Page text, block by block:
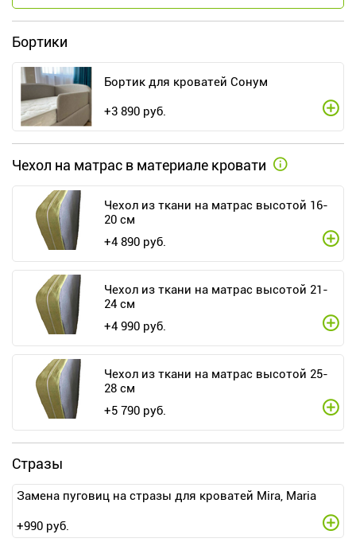
Бортики
Бортик для кроватей Сонум
+3 890 руб.
Чехол на матрас в материале кровати
Чехол из ткани на матрас высотой 16-
20 см
+4 890 руб.
Чехол из ткани на матрас высотой 21-
24 см
+4 990 руб.
Чехол из ткани на матрас высотой 25-
28 см
+5 790 руб.
Стразы
Замена пуговиц на стразы для кроватей Mira, Maria
+990 руб.